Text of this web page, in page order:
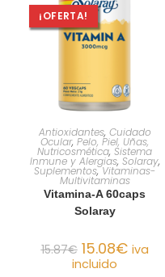
¡OFERTA!
AÑADIR AL CARRITO
Antioxidantes, Cuidado
Ocular, Pelo, Piel, Uñas,
Nutricosmética, Sistema
Inmune y Alergias, Solaray,
Suplementos,Vitaminas-
Multivitaminas
Vitamina-A 60caps
Solaray
15.87€ 15.08€ iva
incluido